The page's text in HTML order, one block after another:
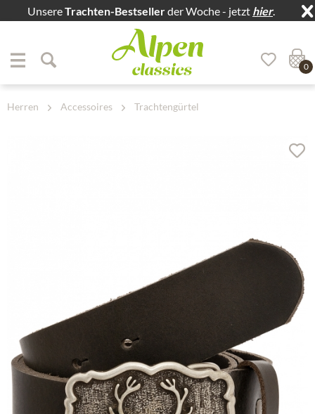
UnsereTrachten-Bestsellerder Woche - jetzt hier.
Zum Hauptbereich springen
0
Herren Accessoires Trachtengürtel